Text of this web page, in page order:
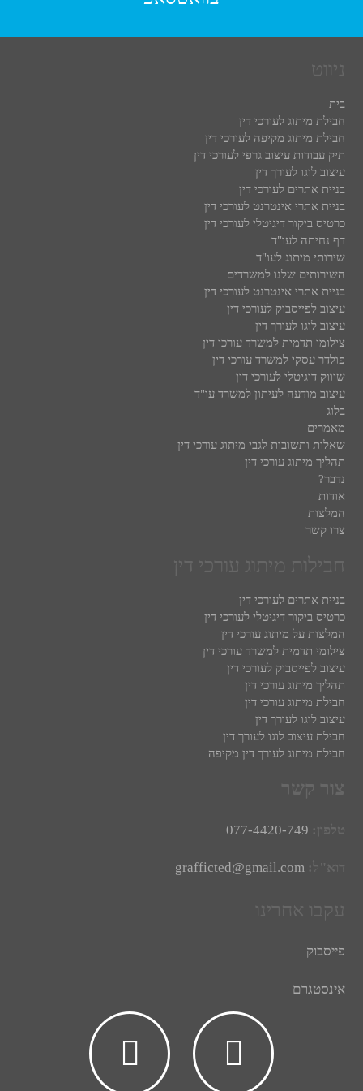
ניווט
בית
חבילת מיתוג לעורכי דין
חבילת מיתוג מקיפה לעורכי דין
תיק עבודות עיצוב גרפי לעורכי דין
עיצוב לוגו לעורך דין
בניית אתרים לעורכי דין
בניית אתרי אינטרנט לעורכי דין
כרטיס ביקור דיגיטלי לעורכי דין
דף נחיתה לעו"ד
שירותי מיתוג לעו"ד
השירותים שלנו למשרדים
בניית אתרי אינטרנט לעורכי דין
עיצוב לפייסבוק לעורכי דין
עיצוב לוגו לעורך דין
צילומי תדמית למשרד עורכי דין
פולדר עסקי למשרד עורכי דין
שיווק דיגיטלי לעורכי דין
עיצוב מודעה לעיתון למשרד עו"ד
בלוג
מאמרים
שאלות ותשובות לגבי מיתוג עורכי דין
תהליך מיתוג עורכי דין
נדבר?
אודות
המלצות
צרו קשר
חבילות מיתוג עורכי דין
בניית אתרים לעורכי דין
כרטיס ביקור דיגיטלי לעורכי דין
המלצות על מיתוג עורכי דין
צילומי תדמית למשרד עורכי דין
עיצוב לפייסבוק לעורכי דין
תהליך מיתוג עורכי דין
חבילת מיתוג עורכי דין
עיצוב לוגו לעורך דין
חבילת עיצוב לוגו לעורך דין
חבילת מיתוג לעורך דין מקיפה
צור קשר
טלפון: 077-4420-749
דוא"ל:grafficted@gmail.com
עקבו אחרינו
פייסבוק
אינסטגרם